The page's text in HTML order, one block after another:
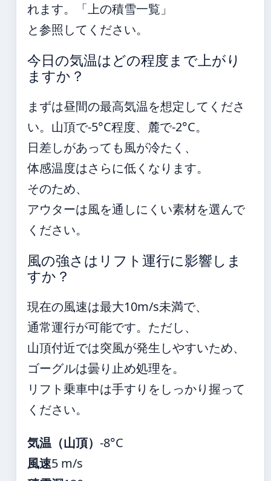
れます。「上の積雪一覧」
と参照してください。
今日の気温はどの程度まで上がり
ますか？
まずは昼間の最高気温を想定してくださ
い。山頂で-5°C程度、麓で-2°C。
日差しがあっても風が冷たく、
体感温度はさらに低くなります。
そのため、
アウターは風を通しにくい素材を選んで
ください。
風の強さはリフト運行に影響しま
すか？
現在の風速は最大10m/s未満で、
通常運行が可能です。ただし、
山頂付近では突風が発生しやすいため、
ゴーグルは曇り止め処理を。
リフト乗車中は手すりをしっかり握って
ください。
気温（山頂） -8°C
風速5 m/s